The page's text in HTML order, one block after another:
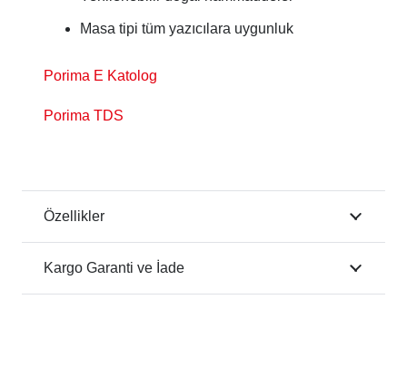
Masa tipi tüm yazıcılara uygunluk
Porima E Katolog
Porima TDS
Özellikler
Kargo Garanti ve İade